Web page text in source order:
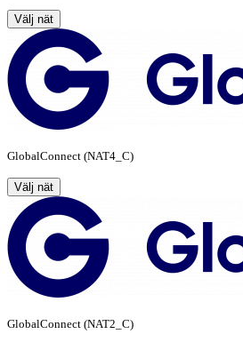
Välj nät
GlobalConnect (NAT4_C)
Välj nät
GlobalConnect (NAT2_C)